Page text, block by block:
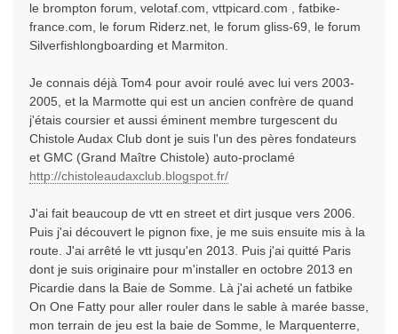
le brompton forum, velotaf.com, vttpicard.com , fatbike-
france.com, le forum Riderz.net, le forum gliss-69, le forum
Silverfishlongboarding et Marmiton.
Je connais déjà Tom4 pour avoir roulé avec lui vers 2003-
2005, et la Marmotte qui est un ancien confrère de quand
j'étais coursier et aussi éminent membre turgescent du
Chistole Audax Club dont je suis l'un des pères fondateurs
et GMC (Grand Maître Chistole) auto-proclamé
http://chistoleaudaxclub.blogspot.fr/
J'ai fait beaucoup de vtt en street et dirt jusque vers 2006.
Puis j'ai découvert le pignon fixe, je me suis ensuite mis à la
route. J'ai arrêté le vtt jusqu'en 2013. Puis j'ai quitté Paris
dont je suis originaire pour m'installer en octobre 2013 en
Picardie dans la Baie de Somme. Là j'ai acheté un fatbike
On One Fatty pour aller rouler dans le sable à marée basse,
mon terrain de jeu est la baie de Somme, le Marquenterre,